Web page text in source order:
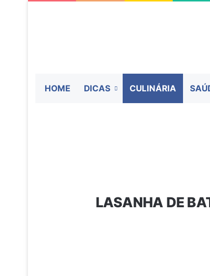
HOME DICAS CULINÁRIA
LASANHA DE